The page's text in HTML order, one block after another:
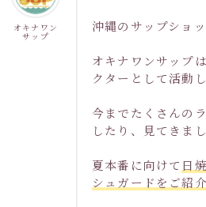
オキナワン
サップ
沖縄のサップショッ
オキナワンサップ
クターとして活動
今までたくさんの
したり、見てきまし
夏本番に向けて 日
シュガードをご紹介